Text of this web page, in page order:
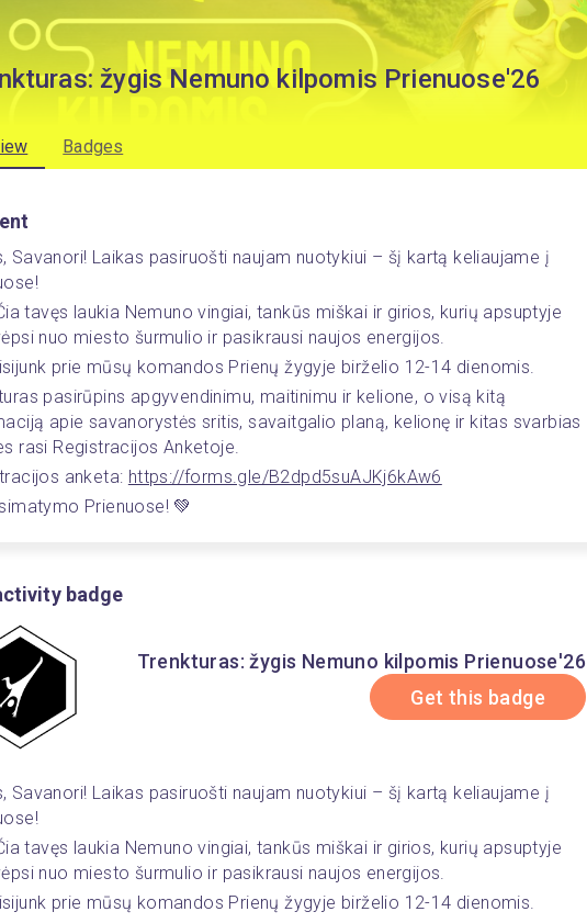
žygis Nemuno kilpomis Prienuose'26
Badges
Savanori! Laikas pasiruošti naujam nuotykiui – šį kartą keliaujame į
tavęs laukia Nemuno vingiai, tankūs miškai ir girios, kurių apsuptyje
nuo miesto šurmulio ir pasikrausi naujos energijos.
prie mūsų komandos Prienų žygyje birželio 12-14 dienomis.
pasirūpins apgyvendinimu, maitinimu ir kelione, o visą kitą
apie savanorystės sritis, savaitgalio planą, kelionę ir kitas svarbias
rasi Registracijos Anketoje.
anketa: https://forms.gle/B2dpd5suAJKj6kAw6
Prienuose! 💚
badge
Trenkturas: žygis Nemuno kilpomis Prienuose'26
Get this badge
Savanori! Laikas pasiruošti naujam nuotykiui – šį kartą keliaujame į
tavęs laukia Nemuno vingiai, tankūs miškai ir girios, kurių apsuptyje
nuo miesto šurmulio ir pasikrausi naujos energijos.
prie mūsų komandos Prienų žygyje birželio 12-14 dienomis.